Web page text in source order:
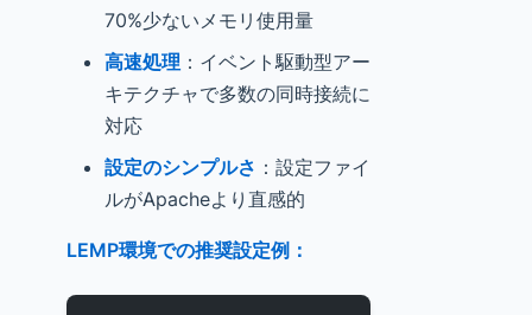
70%少ないメモリ使用量
高速処理 ：イベント駆動型アー
キテクチャで多数の同時接続に
対応
設定のシンプルさ ：設定ファイ
ルがApacheより直感的
LEMP環境での推奨設定例：